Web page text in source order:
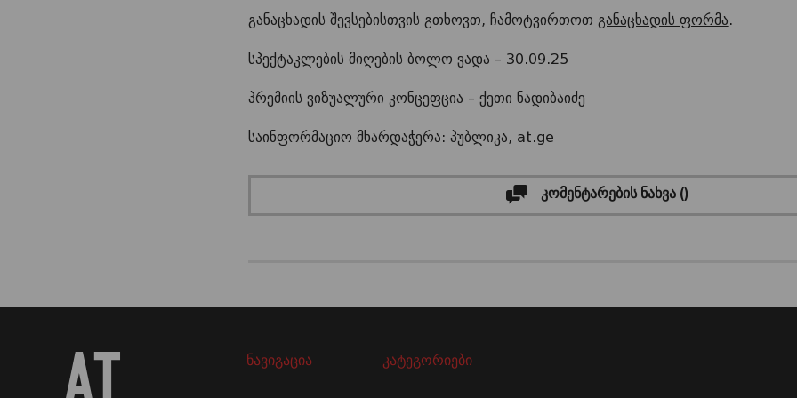
განაცხადის შევსებისთვის გთხოვთ, ჩამოტვირთოთ განაცხადის ფორმა.
სპექტაკლების მიღების ბოლო ვადა – 30.09.25
პრემიის ვიზუალური კონცეფცია – ქეთი ნადიბაიძე
საინფორმაციო მხარდაჭერა: პუბლიკა, at.ge
კომენტარების ნახვა ()
ნავიგაცია კატეგორიები